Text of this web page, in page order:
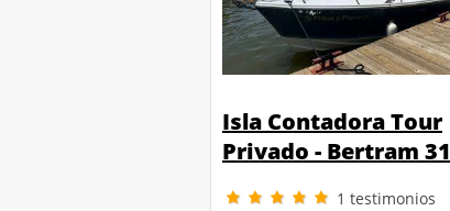
Isla Contadora Tour
Privado - Bertram 31
1 testimonios